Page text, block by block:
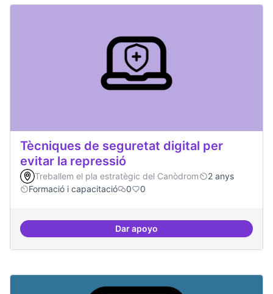
Tècniques de seguretat digital per
evitar la repressió
Treballem el pla estratègic del Canòdrom
2 anys
Formació i capacitació
0 0
Dar apoyoTècniques de seguretat digital